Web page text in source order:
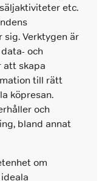
etc.
sig. Verktygen är
och
att skapa
till rätt
köpresan.
och
bland annat
om